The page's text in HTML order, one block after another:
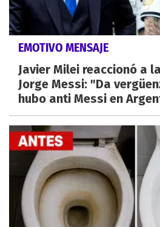
EMOTIVO MENSAJE
Javier Milei reaccionó a
Jorge Messi: "Da
hubo anti Messi en